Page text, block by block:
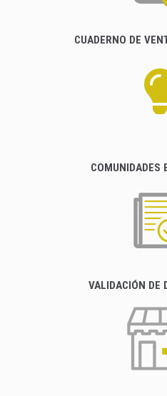
CUADERNO DE
COMUNIDADES
VALIDACIÓN DE